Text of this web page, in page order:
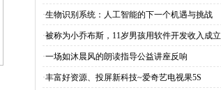
·生物识别系统：人工智能的下一个机遇与挑战
·被称为小乔布斯，11岁男孩用软件开发收入成立
·一场如沐晨风的朗读指导公益讲座反响
·丰富好资源、投屏新科技~爱奇艺电视果5S